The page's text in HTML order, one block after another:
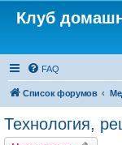
Клуб
FAQ
Список форумов
Технология,